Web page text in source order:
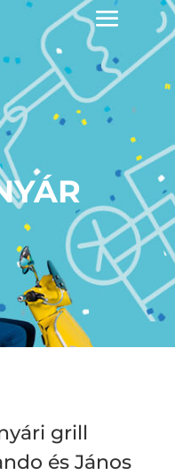
grill
és János